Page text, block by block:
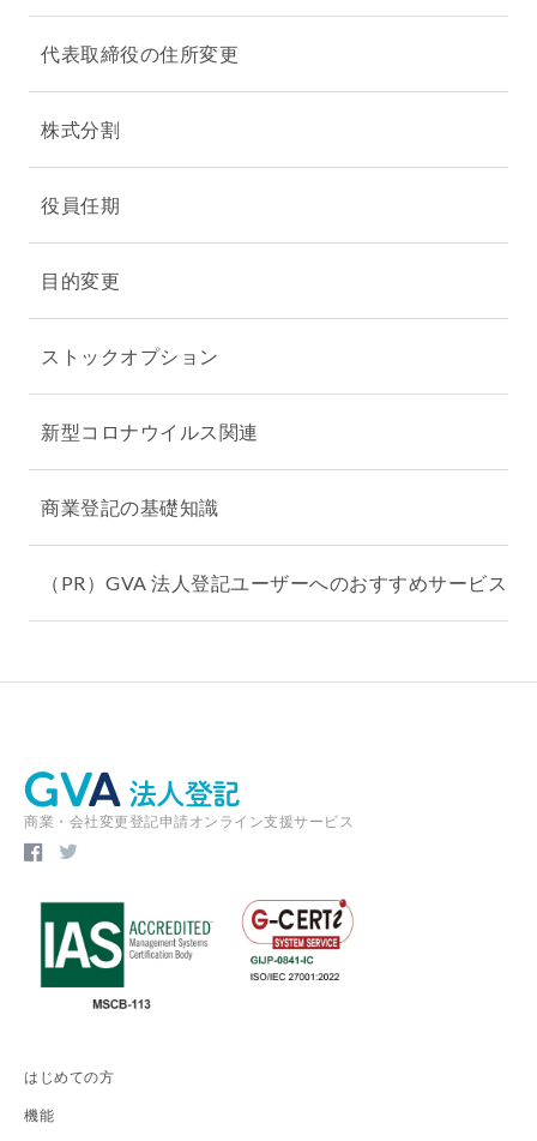
代表取締役の住所変更
株式分割
役員任期
目的変更
ストックオプション
新型コロナウイルス関連
商業登記の基礎知識
（PR）GVA 法人登記ユーザーへのおすすめサービス
商業・会社変更登記申請オンライン支援サービス
はじめての方
機能